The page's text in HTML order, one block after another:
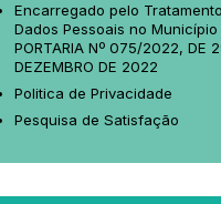
Encarregado pelo
Dados Pessoais no Município
PORTARIA Nº 075/2022, DE
DEZEMBRO DE 2022
Politica de Privacidade
Pesquisa de Satisfação